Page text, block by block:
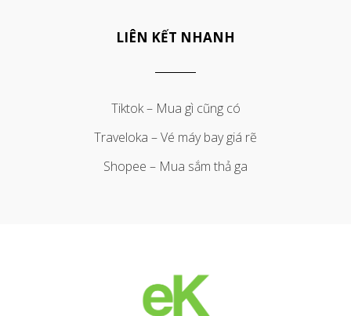
LIÊN KẾT NHANH
Tiktok – Mua gì cũng có
Traveloka – Vé máy bay giá rẽ
Shopee – Mua sắm thả ga